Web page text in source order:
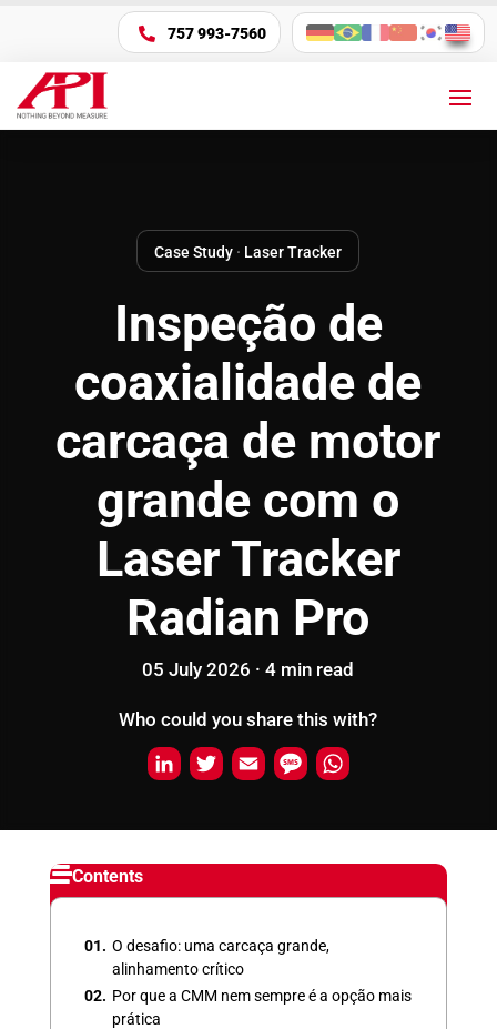
 757 993-7560
Case Study · Laser Tracker
Inspeção de
coaxialidade de
carcaça de motor
grande com o
Laser Tracker
Radian Pro
05 July 2026 ·4 min read
Who could you share this with?
L
n
k
e
I
n
T
i
t
t
r
E
a
i
l
M
s
s
a
a
t
s
p
Contents
O desafio: uma carcaça grande,
alinhamento crítico
Por que a CMM nem sempre é a opção mais
prática